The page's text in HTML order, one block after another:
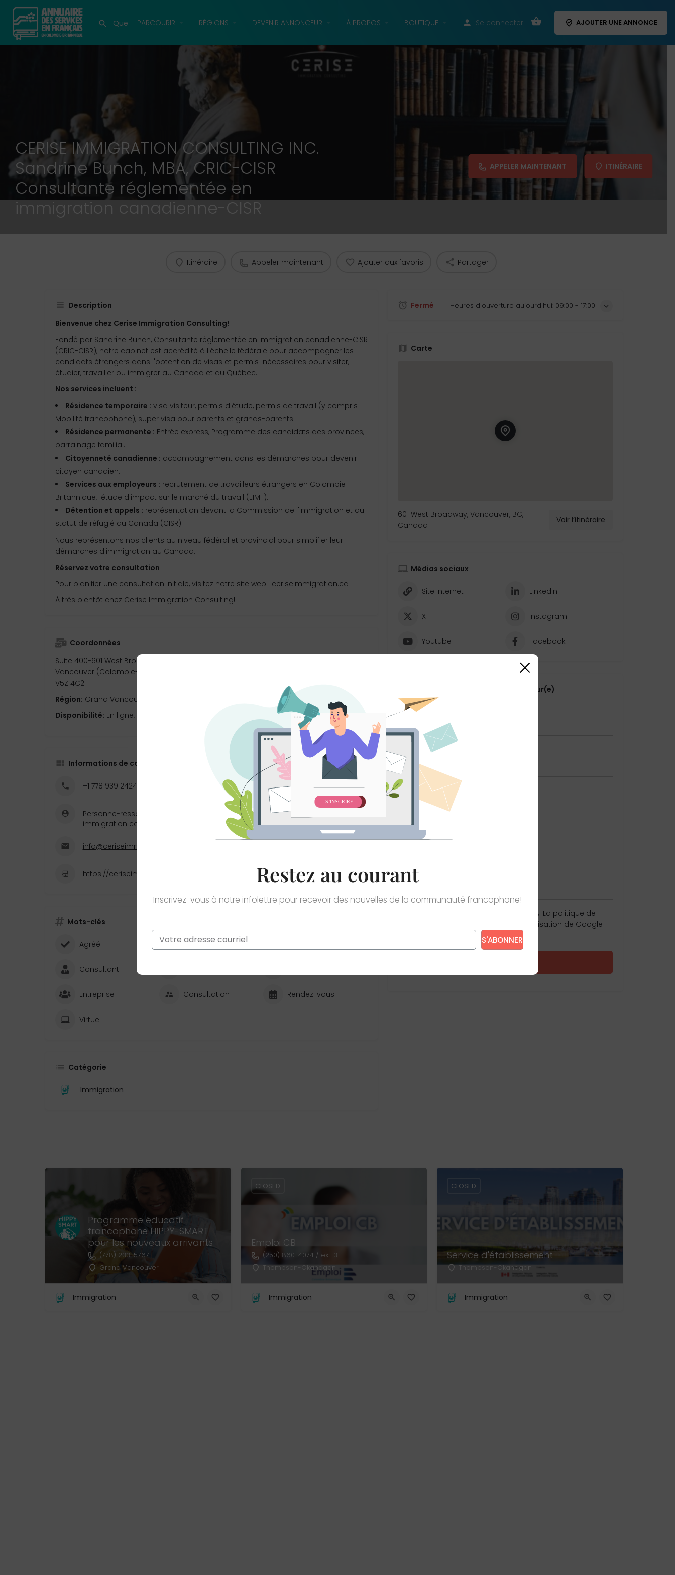
PARCOURIR RÉGIONS DEVENIR ANNONCEUR À PROPOS BOUTIQUE Se connecter AJOUTER UNE ANNONCE
CERISE IMMIGRATION CONSULTING INC.
Sandrine Bunch, MBA, CRIC-CISR
Consultante réglementée en
immigration canadienne-CISR
APPELER MAINTENANT ITINÉRAIRE
Itinéraire Appeler maintenant Ajouter aux favoris Partager
Description
Bienvenue chez Cerise Immigration Consulting!
Fondé par Sandrine Bunch, Consultante réglementée en immigration canadienne-CISR
(CRIC-CISR), notre cabinet est accrédité à l'échelle fédérale pour accompagner les
candidats étrangers dans l'obtention de visas et permis nécessaires pour visiter,
étudier, travailler ou immigrer au Canada et au Québec.
Nos services incluent :
Résidence temporaire : visa visiteur, permis d'étude, permis de travail (y compris
Mobilité francophone), super visa pour parents et grands-parents.
Résidence permanente : Entrée express, Programme des candidats des provinces,
parrainage familial.
Citoyenneté canadienne : accompagnement dans les démarches pour devenir
citoyen canadien.
Services aux employeurs : recrutement de travailleurs étrangers en Colombie-
Britannique, étude d'impact sur le marché du travail (EIMT).
Détention et appels : représentation devant la Commission de l'immigration et du
statut de réfugié du Canada (CISR).
Nous représentons nos clients au niveau fédéral et provincial pour simplifier leur
démarches d'immigration au Canada.
Réservez votre consultation
Pour planifier une consultation initiale, visitez notre site web : ceriseimmigration.ca
À très bientôt chez Cerise Immigration Consulting!
Coordonnées
Suite 400-601 West Broadway
Vancouver (Colombie-Britannique)
V5Z 4C2
Région: Grand Vancouver
Disponibilité: En ligne, Sur place
Informations de contact
+1 778 939 2424
Personne-ressource : Sandrine Bunch, Consultante réglementée en
immigration canadienne-CISR (CRIC-CISR)
info@ceriseimmigration.ca
https://ceriseimmigration.ca
Mots-clés
Agréé
Consultant
Entreprise Consultation Rendez-vous
Virtuel
Catégorie
Immigration
Fermé Heures d'ouverture aujourd'hui: 09:00 - 17:00
Carte
601 West Broadway, Vancouver, BC,
Canada
Voir l’itinéraire
Médias sociaux
Site Internet LinkedIn
X Instagram
Youtube Facebook
Contacter directement l'annonceur(e)
Votre nom
Votre adresse courriel
Votre message
Ce site est protégé par reCAPTCHA. La politique de
conditions d'utilisation de Google
s’appliquent.
Programme éducatif
francophone HIPPY-SMART
pour les nouveaux arrivants
(778) 233-5767
Grand Vancouver
Immigration
Emploi CB
(250) 860-4074 / ext. 3
Thompson-Okanagan
CLOSED
Immigration
Service d'établissement
Thompson-Okanagan
CLOSED
Immigration
Restez au courant
Inscrivez-vous à notre infolettre pour recevoir des nouvelles de la communauté francophone!
Email
×